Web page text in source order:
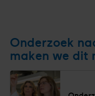
Onderzoek
maken we dit